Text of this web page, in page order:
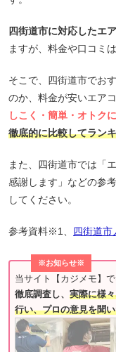
四街道市に対応したエ
ますが、料金や口コミ
そこで、四街道市でお
のか、料金が安いエア
しこく・簡単・オトクに
徹底的に比較してラン
また、四街道市では「
感謝します」などの参
してください。
参考資料※1、 四街道市
※お知らせ※
当サイト【カジメモ】
徹底調査し、 実際に様
行い、プロの意見を聞